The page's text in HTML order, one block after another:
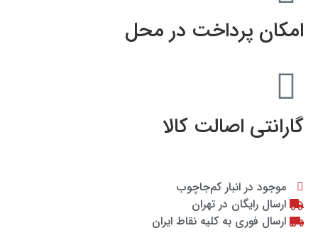
امکان پرداخت در محل
گارانتی اصالت کالا
موجود در انبار کم‌‌جاچوب
ارسال رایگان در تهران
ارسال فوری به کلیه نقاط ایران